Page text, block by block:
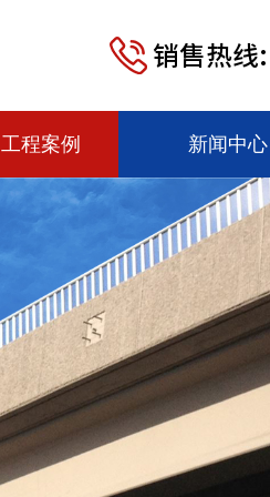
销售热线:
工程案例 新闻中心